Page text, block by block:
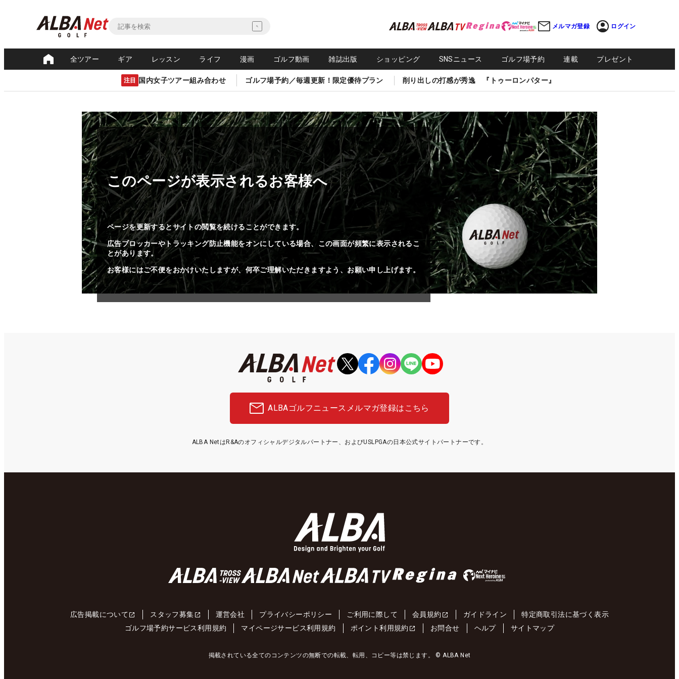
メルマガ登録 ログイン
全ツアー ギア レッスン ライフ 漫画 ゴルフ動画 雑誌出版 ショッピング SNSニュース ゴルフ場予約 連載 プレゼント
注目 国内女子ツアー組み合わせ ゴルフ場予約／毎週更新！限定優待プラン 削り出しの打感が秀逸 『トゥーロンパター』
このページが表示されるお客様へ
ページを更新するとサイトの閲覧を続けることができます。
広告ブロッカーやトラッキング防止機能をオンにしている場合、この画面が頻繁に表示されるこ
とがあります。
お客様にはご不便をおかけいたしますが、何卒ご理解いただきますよう、お願い申し上げます。
ALBAゴルフニュース メルマガ登録はこちら
ALBA NetはR&Aのオフィシャルデジタルパートナー、およびUSLPGAの日本公式サイトパートナーです。
広告掲載について スタッフ募集 運営会社 プライバシーポリシー ご利用に際して 会員規約 ガイドライン
特定商取引法に基づく表示
ゴルフ場予約サービス利用規約
マイページサービス利用規約 ポイント利用規約 お問合せ ヘルプ サイトマップ
掲載されている全てのコンテンツの無断での転載、転用、コピー等は禁じます。 © ALBA Net